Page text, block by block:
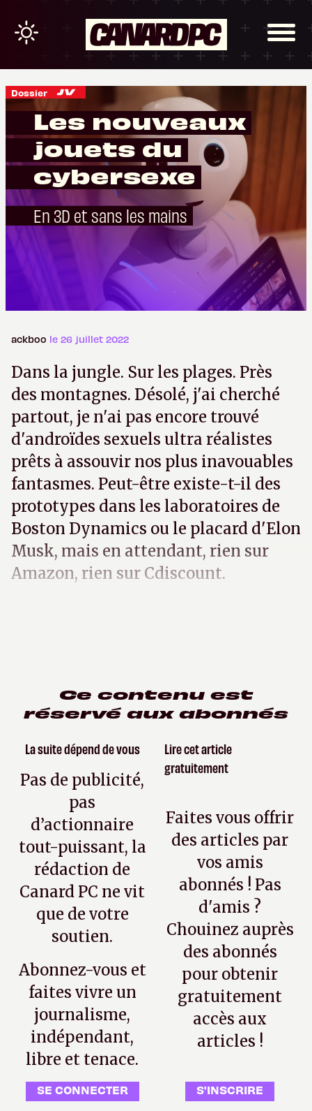
Dossier
Les nouveaux
jouets du
cybersexe
En 3D et sans les mains
ackboo le 26 juillet 2022
Dans la jungle. Sur les plages. Près
des montagnes. Désolé, j'ai cherché
partout, je n'ai pas encore trouvé
d'androïdes sexuels ultra réalistes
prêts à assouvir nos plus inavouables
fantasmes. Peut-être existe-t-il des
prototypes dans les laboratoires de
Boston Dynamics ou le placard d'Elon
Musk, mais en attendant, rien sur
Amazon, rien sur Cdiscount.
Ce contenu est
réservé aux abonnés
La suite dépend de vous
Pas de publicité,
pas
d’actionnaire
tout-puissant, la
rédaction de
Canard PC ne vit
que de votre
soutien.
Abonnez-vous et
faites vivre un
journalisme,
indépendant,
libre et tenace.
SE CONNECTER
Lire cet article
gratuitement
Faites vous offrir
des articles par
vos amis
abonnés ! Pas
d'amis ?
Chouinez auprès
des abonnés
pour obtenir
gratuitement
accès aux
articles !
S'INSCRIRE